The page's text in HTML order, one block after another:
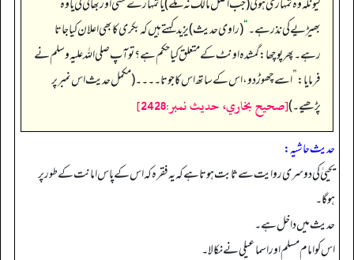
بھیڑیے کی نذر ہے۔“(راوی حدیث) یزید کہتے ہیں کہ بکری کا بھی اعلان کیاجاتا
رہے۔ پھر پوچھا: گمشدہ اونٹ کے متعلق کیا حکم ہے؟تو آپ صلی اللہ علیہ وسلم نے
فرمایا:”اسے چھوڑ دو، اس کے ساتھ اس کاجوتا۔۔۔۔ (مکمل حدیث اس نمبر پر
پڑھیے۔)[صحيح بخاري، حديث نمبر:2428]
حدیث حاشیہ:
یحییٰ کی دوسری روایت سے ثابت ہوتا ہے کہ یہ فقرہ کہ اس کے پاس امانت کے طور پر
ہوگا۔
حدیث میں داخل ہے۔
اس کو امام مسلم اور اسماعیلی نے نکالا۔